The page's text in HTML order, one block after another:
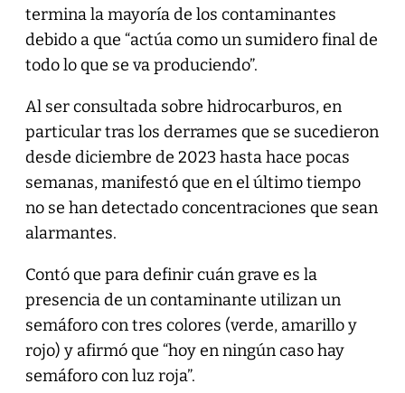
termina la mayoría de los contaminantes
debido a que “actúa como un sumidero final de
todo lo que se va produciendo”.
Al ser consultada sobre hidrocarburos, en
particular tras los derrames que se sucedieron
desde diciembre de 2023 hasta hace pocas
semanas, manifestó que en el último tiempo
no se han detectado concentraciones que sean
alarmantes.
Contó que para definir cuán grave es la
presencia de un contaminante utilizan un
semáforo con tres colores (verde, amarillo y
rojo) y afirmó que “hoy en ningún caso hay
semáforo con luz roja”.